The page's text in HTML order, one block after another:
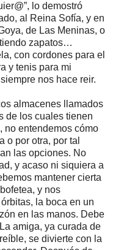
lo demostró
al Reina Sofía, y en
de Las Meninas, o
zapatos…
con cordones para el
y tenis para mi
nos hace reir.
almacenes llamados
de los cuales tienen
no entendemos cómo
o por otra, por tal
las opciones. No
y acaso ni siquiera a
mantener cierta
y nos
la boca en un
en las manos. Debe
amiga, ya curada de
se divierte con la